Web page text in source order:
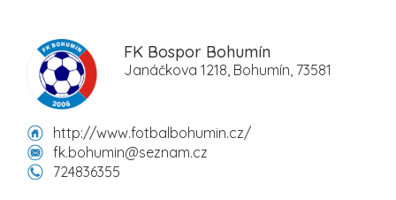
FK Bospor Bohumín
Janáčkova 1218, Bohumín, 73581
http://www.fotbalbohumin.cz/
fk.bohumin@seznam.cz
724836355